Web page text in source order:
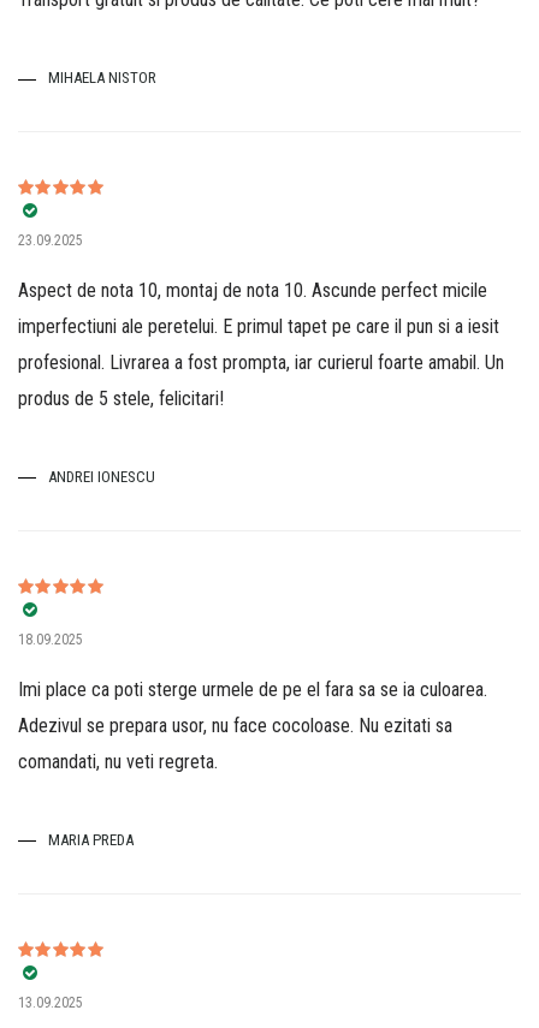
MIHAELA NISTOR
Evaluat la
din 5
23.09.2025
Aspect de nota 10, montaj de nota 10. Ascunde perfect micile
imperfectiuni ale peretelui. E primul tapet pe care il pun si a iesit
profesional. Livrarea a fost prompta, iar curierul foarte amabil. Un
produs de 5 stele, felicitari!
ANDREI IONESCU
Evaluat la
din 5
18.09.2025
Imi place ca poti sterge urmele de pe el fara sa se ia culoarea.
Adezivul se prepara usor, nu face cocoloase. Nu ezitati sa
comandati, nu veti regreta.
MARIA PREDA
Evaluat la
din 5
13.09.2025